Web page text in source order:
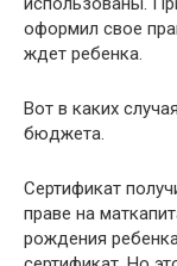
оформил свое
ждет ребенка.
Вот в каких
бюджета.
Сертификат
праве на
рождения